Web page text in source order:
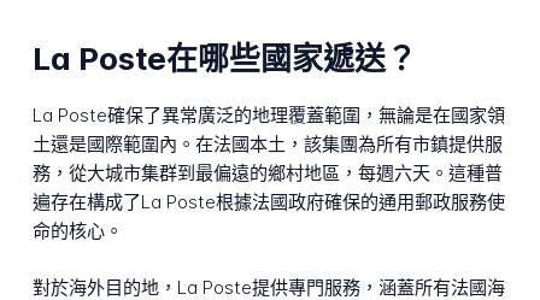
La Poste在哪些國家遞送？
La Poste確保了異常廣泛的地理覆蓋範圍，無論是在國家領
土還是國際範圍內。在法國本土，該集團為所有市鎮提供服
務，從大城市集群到最偏遠的鄉村地區，每週六天。這種普
遍存在構成了La Poste根據法國政府確保的通用郵政服務使
命的核心。
對於海外目的地，La Poste提供專門服務，涵蓋所有法國海